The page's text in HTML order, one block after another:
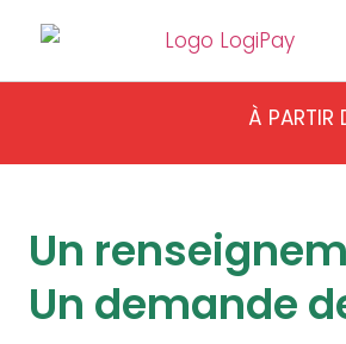
À PARTIR
Un
Un demande